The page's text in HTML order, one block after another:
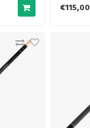
€115,00